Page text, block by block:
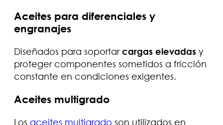
Aceites para diferenciales y
engranajes
Diseñados para soportarcargas elevadas y
proteger componentes sometidos a fricción
constante en condiciones exigentes.
Aceites multigrado
Los aceites multigrado son utilizados en